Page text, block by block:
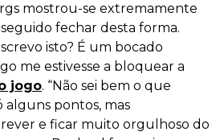
mostrou-se extremamente
fechar desta forma.
isto? É um bocado
me estivesse a bloquear a
jogo. “Não sei bem o que
alguns pontos, mas
e ficar muito orgulhoso do